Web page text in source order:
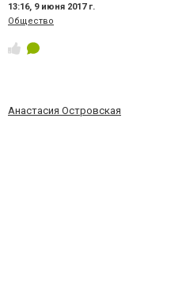
13:16, 9 июня 2017 г.
Общество
Анастасия Островская